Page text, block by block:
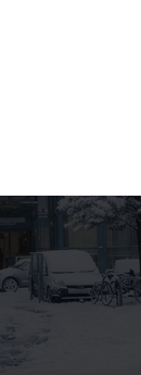
Seite unbedingt
erneuten
weiter zu
die
Dienste von
Daten,
Einwilligung